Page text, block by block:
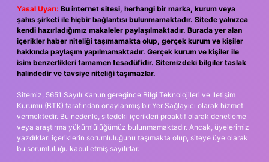
Yasal Uyarı: Bu internet sitesi, herhangi bir marka, kurum veya
şahıs şirketi ile hiçbir bağlantısı bulunmamaktadır. Sitede yalnızca
kendi hazırladığımız makaleler paylaşılmaktadır. Burada yer alan
içerikler haber niteliği taşımamakta olup, gerçek kurum ve kişiler
hakkında paylaşım yapılmamaktadır. Gerçek kurum ve kişiler ile
isim benzerlikleri tamamen tesadüfidir. Sitemizdeki bilgiler taslak
halindedir ve tavsiye niteliği taşımazlar.
Sitemiz, 5651 Sayılı Kanun gereğince Bilgi Teknolojileri ve İletişim
Kurumu (BTK) tarafından onaylanmış bir Yer Sağlayıcı olarak hizmet
vermektedir. Bu nedenle, sitedeki içerikleri proaktif olarak denetleme
veya araştırma yükümlülüğümüz bulunmamaktadır. Ancak, üyelerimiz
yazdıkları içeriklerin sorumluluğunu taşımakta olup, siteye üye olarak
bu sorumluluğu kabul etmiş sayılırlar.